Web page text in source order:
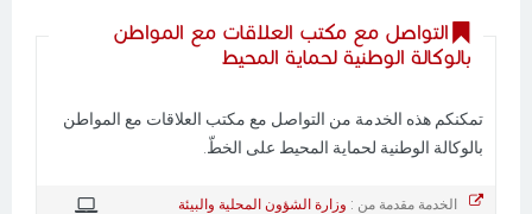
التواصل مع مكتب العلاقات مع المواطن
بالوكالة الوطنية لحماية المحيط
تمكنكم هذه الخدمة من التواصل مع مكتب العلاقات مع المواطن
بالوكالة الوطنية لحماية المحيط على الخطّ.
الخدمة مقدمة من : وزارة الشؤون المحلية والبيئة